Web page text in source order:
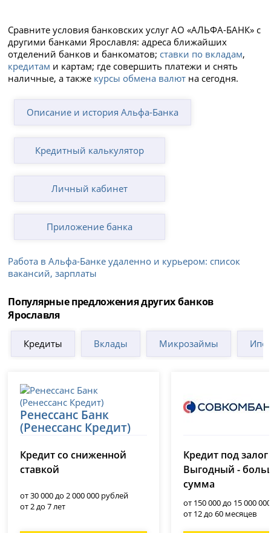
Сравните условия банковских услуг АО «АЛЬФА-БАНК» с
другими банками Ярославля: адреса ближайших
отделений банков и банкоматов; ставки по вкладам,
кредитам и картам; где совершить платежи и снять
наличные, а также курсы обмена валют на сегодня.
Описание и история Альфа-Банка
Кредитный калькулятор
Личный кабинет
Приложение банка
Работа в Альфа-Банке удаленно и курьером: список
вакансий, зарплаты
Популярные предложения других банков
Ярославля
Кредиты Вклады Микрозаймы
Ренессанс Банк
(Ренессанс Кредит)
Кредит со сниженной
ставкой
от 30 000 до 2 000 000 рублей
от 2 до 7 лет
лицензия № 963
Кредит под залог
Выгодный -
сумма
от 150 000 до 15 000
от 12 до 60 месяцев